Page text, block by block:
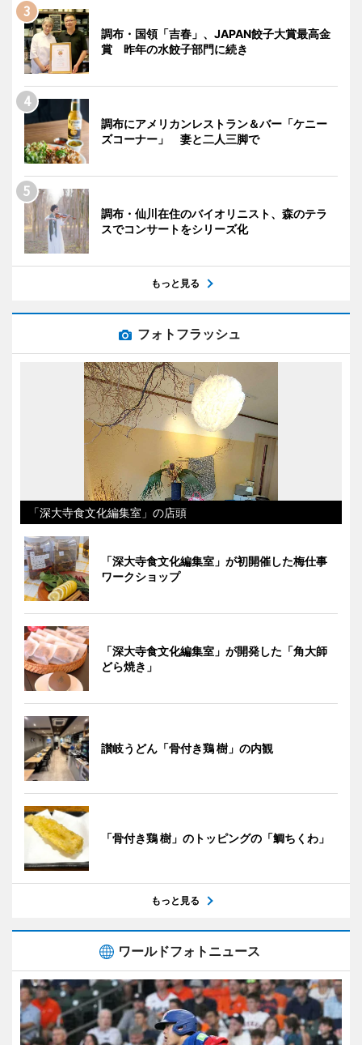
調布・国領「吉春」、JAPAN餃子大賞最高金
賞 昨年の水餃子部門に続き
調布にアメリカンレストラン＆バー「ケニー
ズコーナー」 妻と二人三脚で
調布・仙川在住のバイオリニスト、森のテラ
スでコンサートをシリーズ化
もっと見る
フォトフラッシュ
「深大寺食文化編集室」の店頭
「深大寺食文化編集室」が初開催した梅仕事
ワークショップ
「深大寺食文化編集室」が開発した「角大師
どら焼き」
讃岐うどん「骨付き鶏 樹」の内観
「骨付き鶏 樹」のトッピングの「鯛ちくわ」
もっと見る
ワールドフォトニュース